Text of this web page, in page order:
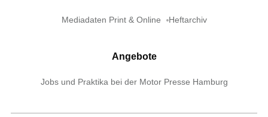
Mediadaten Print & Online Heftarchiv
Angebote
Jobs und Praktika bei der Motor Presse Hamburg